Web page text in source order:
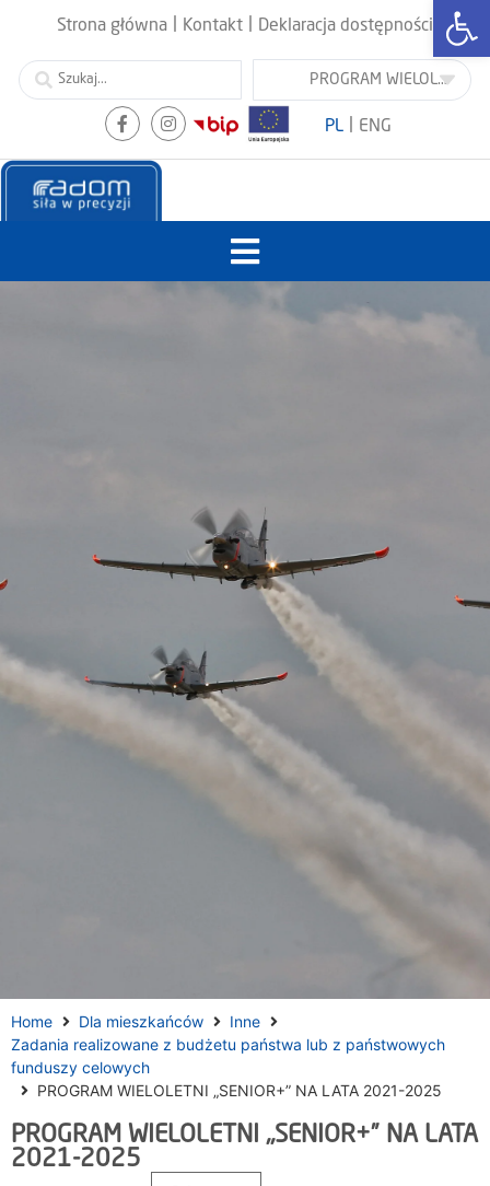
Strona główna Kontakt Deklaracja dostępności
PL ENG
Home Dla mieszkańców
Inne
Zadania realizowane z budżetu państwa lub z państwowych
funduszy celowych
PROGRAM WIELOLETNI „SENIOR+” NA LATA 2021-2025
PROGRAM WIELOLETNI „SENIOR+” NA LATA
2021-2025